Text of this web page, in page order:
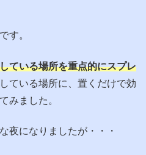
です。
ている場所を重点的にスプレ
ている場所に、置くだけで効
みました。
夜になりましたが・・・